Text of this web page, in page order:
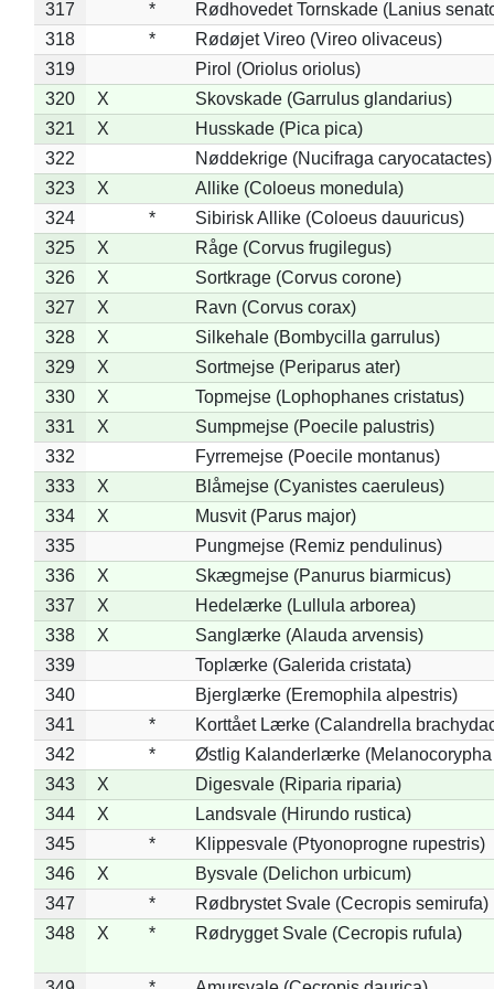
317 *
Rødhovedet Tornskade (Lanius
318
*
Rødøjet Vireo (Vireo olivaceus)
319
Pirol (Oriolus oriolus)
320
X
Skovskade (Garrulus glandarius)
321
X
Husskade (Pica pica)
322
Nøddekrige (Nucifraga caryocatactes)
323
X
Allike (Coloeus monedula)
324
*
Sibirisk Allike (Coloeus dauuricus)
325
X
Råge (Corvus frugilegus)
326
X
Sortkrage (Corvus corone)
327
X
Ravn (Corvus corax)
328
X
Silkehale (Bombycilla garrulus)
329
X
Sortmejse (Periparus ater)
330
X
Topmejse (Lophophanes cristatus)
331
X
Sumpmejse (Poecile palustris)
332
Fyrremejse (Poecile montanus)
333
X
Blåmejse (Cyanistes caeruleus)
334
X
Musvit (Parus major)
335
Pungmejse (Remiz pendulinus)
336
X
Skægmejse (Panurus biarmicus)
337
X
Hedelærke (Lullula arborea)
338
X
Sanglærke (Alauda arvensis)
339
Toplærke (Galerida cristata)
340
Bjerglærke (Eremophila alpestris)
341
*
Korttået Lærke (Calandrella
342
*
Østlig Kalanderlærke (Melanocorypha
343
X
Digesvale (Riparia riparia)
344
X
Landsvale (Hirundo rustica)
345
*
Klippesvale (Ptyonoprogne rupestris)
346
X
Bysvale (Delichon urbicum)
347
*
Rødbrystet Svale (Cecropis semirufa)
348
X * Rødrygget Svale (Cecropis rufula)